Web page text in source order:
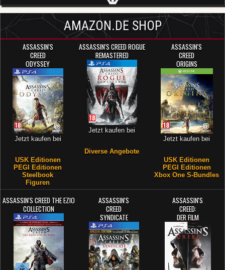
AMAZON.DE SHOP
ASSASSIN'S
CREED
ODYSSEY
Jetzt kaufen bei
USK Editionen
PEGI Editionen
Steelbook
Figuren
ASSASSIN'S CREED ROGUE
REMASTERED
Jetzt kaufen bei
Diverse Angebote
ASSASSIN'S
CREED
ORIGINS
Jetzt kaufen bei
USK Editionen
PEGI Editionen
Xbox One S-Bundles
ASSASSIN'S CREED THE EZIO
COLLECTION
ASSASSIN'S
CREED
SYNDICATE
ASSASSIN'S
CREED:
DER FILM